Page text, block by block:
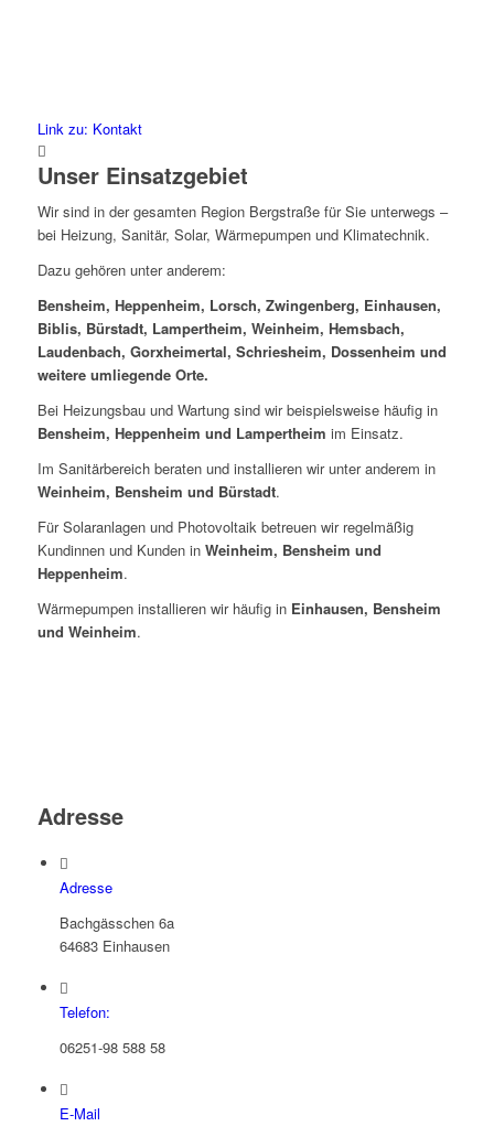
Link zu: Kontakt
Unser Einsatzgebiet
Wir sind in der gesamten Region Bergstraße für Sie unterwegs –
bei Heizung, Sanitär, Solar, Wärmepumpen und Klimatechnik.
Dazu gehören unter anderem:
Bensheim, Heppenheim, Lorsch, Zwingenberg, Einhausen,
Biblis, Bürstadt, Lampertheim, Weinheim, Hemsbach,
Laudenbach, Gorxheimertal, Schriesheim, Dossenheim und
weitere umliegende Orte.
Bei Heizungsbau und Wartung sind wir beispielsweise häufig in
Bensheim, Heppenheim und Lampertheim im Einsatz.
Im Sanitärbereich beraten und installieren wir unter anderem in
Weinheim, Bensheim und Bürstadt.
Für Solaranlagen und Photovoltaik betreuen wir regelmäßig
Kundinnen und Kunden in Weinheim, Bensheim und
Heppenheim.
Wärmepumpen installieren wir häufig in Einhausen, Bensheim
und Weinheim.
Adresse
Adresse
Bachgässchen 6a
64683 Einhausen
Telefon:
06251-98 588 58
E-Mail